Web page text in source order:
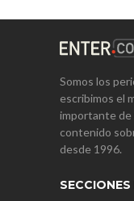
Somos los
escribimos el
importante de
contenido
desde 1996.